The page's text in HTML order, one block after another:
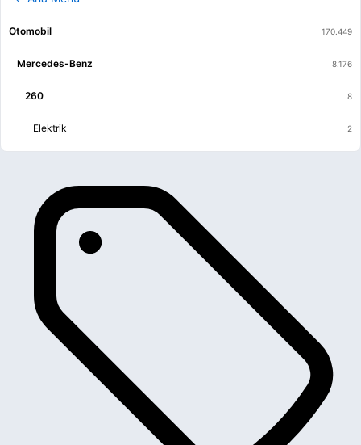
Otomobil
Mercedes-Benz
260
Elektrik
Motor